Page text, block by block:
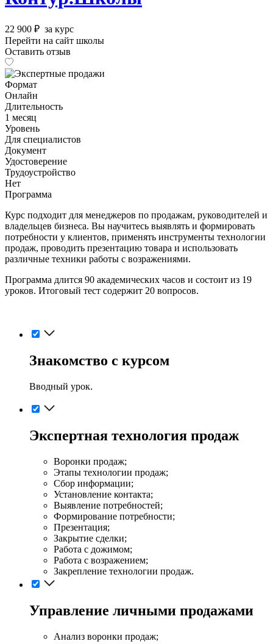
22 900 ₽ за курс
Перейти на сайт школы
Оставить отзыв
Формат
Онлайн
Длительность
1 месяц
Уровень
Для специалистов
Документ
Удостоверение
Трудоустройство
Нет
Программа
Курс подходит для менеджеров по продажам, руководителей и
владельцев бизнеса. Вы научитесь выявлять и формировать
потребности у клиентов, применять инструменты технологии
продаж, проводить презентацию товара и использовать
различные техники работы с возражениями.
Программа длится 90 академических часов и состоит из 19
уроков. Итоговый тест содержит 20 вопросов.
Знакомство с курсом
Вводный урок.
Экспертная технология продаж
Воронки продаж;
Этапы технологии продаж;
Сбор информации;
Установление контакта;
Выявление потребностей;
Формирование потребности;
Презентация;
Закрытие сделки;
Работа с дожимом;
Работа с возражением;
Закрепление технологии продаж.
Управление личными продажами
Анализ воронки продаж;